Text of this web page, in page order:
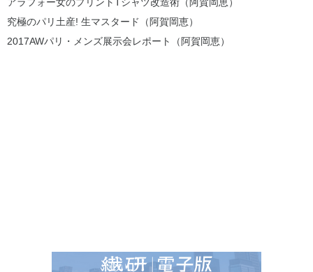
究極のパリ土産! 生マスタード（阿賀岡恵）
2017AWパリ・メンズ展示会レポート（阿賀岡恵）